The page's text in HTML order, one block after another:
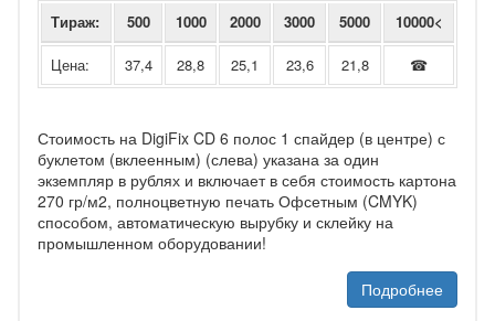
Тираж: 500 1000 2000 3000 5000 10000<
Цена: 37,4 28,8 25,1 23,6 21,8 ☎
Стоимость на DigiFix CD 6 полос 1 спайдер (в центре) с
буклетом (вклеенным) (слева) указана за один
экземпляр в рублях и включает в себя стоимость картона
270 гр/м2, полноцветную печать Офсетным (CMYK)
способом, автоматическую вырубку и склейку на
промышленном оборудовании!
Подробнее